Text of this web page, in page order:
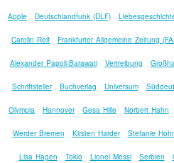
Apple Deutschlandfunk (DLF)
Carolin Reif Frankfurter Allgemeine Zeitung
Alexander Papoli-Barawati Vertreibung
Schriftsteller Buchverlag Universum
Olympia Hannover Gesa Hille Norbert Hahn
Werder Bremen Kirsten Harder Stefanie
Lisa Hagen Tokio Lionel Messi Serbien